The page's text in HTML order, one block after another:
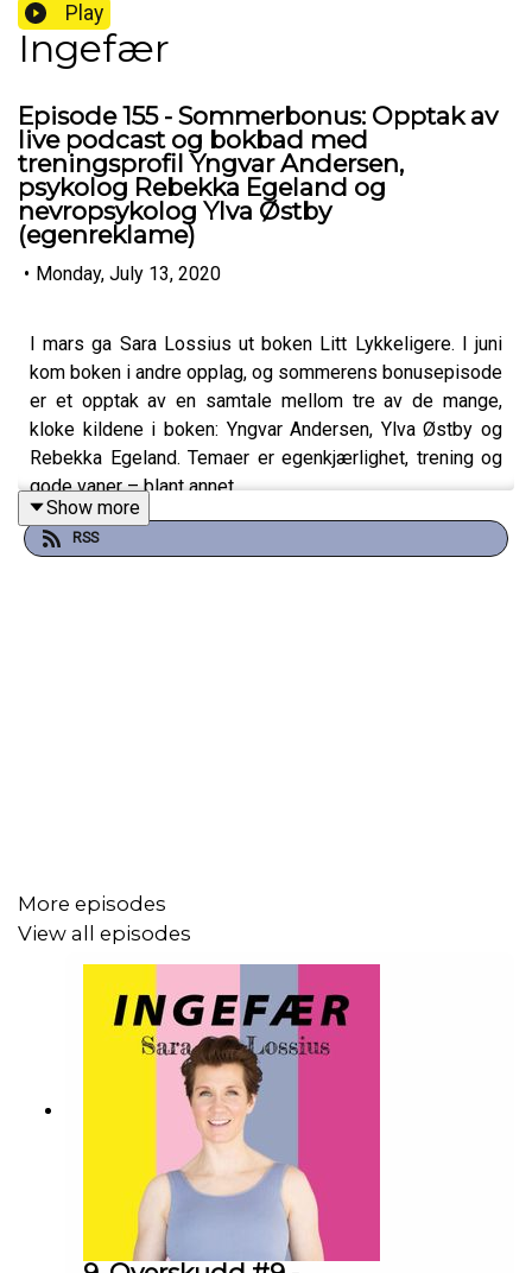
Play
Ingefær
Episode 155 - Sommerbonus: Opptak av
live podcast og bokbad med
treningsprofil Yngvar Andersen,
psykolog Rebekka Egeland og
nevropsykolog Ylva Østby
(egenreklame)
• Monday, July 13, 2020
I mars ga Sara Lossius ut boken Litt Lykkeligere. I juni
kom boken i andre opplag, og sommerens bonusepisode
er et opptak av en samtale mellom tre av de mange,
kloke kildene i boken: Yngvar Andersen, Ylva Østby og
Rebekka Egeland. Temaer er egenkjærlighet, trening og
gode vaner – blant annet.
Show more
RSS
More episodes
View all episodes